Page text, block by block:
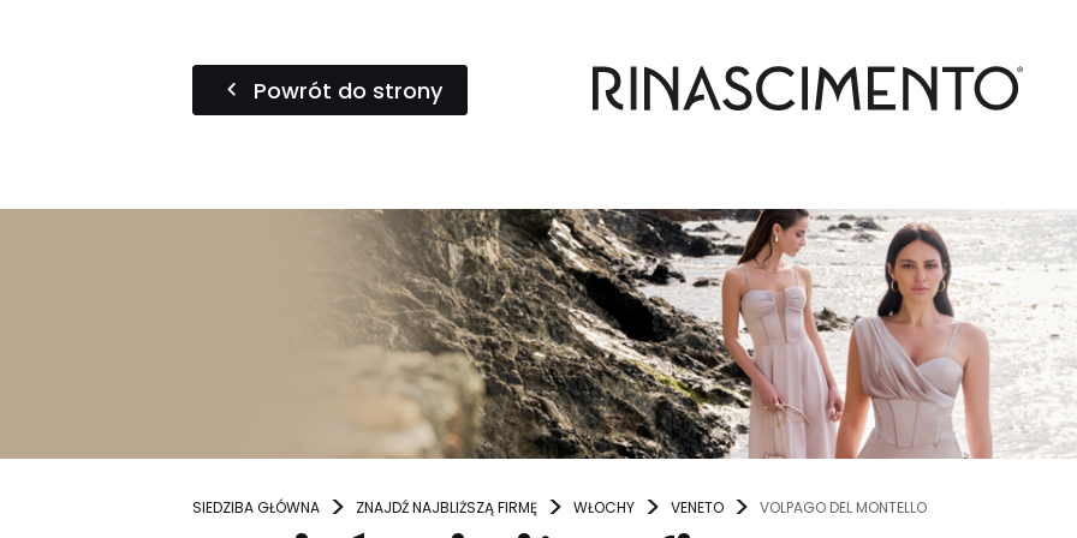
Powrót do strony
SIEDZIBA GŁÓWNA ZNAJDŹ NAJBLIŻSZĄ FIRMĘ WŁOCHY VENETO VOLPAGO DEL MONTELLO